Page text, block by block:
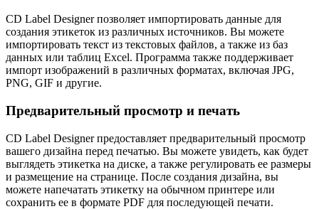
CD Label Designer позволяет импортировать данные для
создания этикеток из различных источников. Вы можете
импортировать текст из текстовых файлов, а также из баз
данных или таблиц Excel. Программа также поддерживает
импорт изображений в различных форматах, включая JPG,
PNG, GIF и другие.
Предварительный просмотр и печать
CD Label Designer предоставляет предварительный просмотр
вашего дизайна перед печатью. Вы можете увидеть, как будет
выглядеть этикетка на диске, а также регулировать ее размеры
и размещение на странице. После создания дизайна, вы
можете напечатать этикетку на обычном принтере или
сохранить ее в формате PDF для последующей печати.